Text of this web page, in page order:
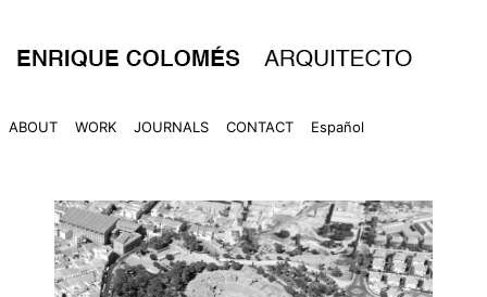
content
ABOUT WORK JOURNALS CONTACT Español